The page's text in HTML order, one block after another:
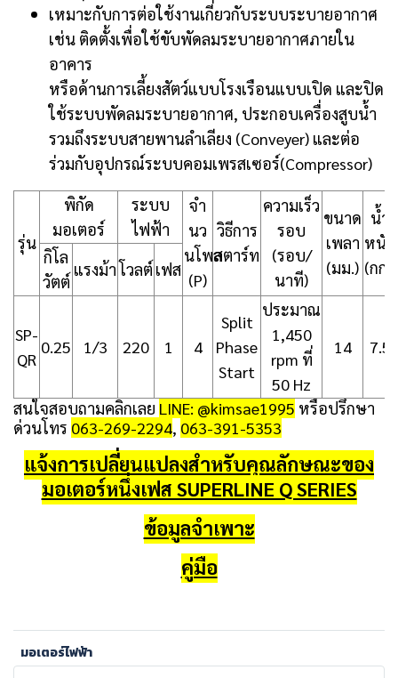
เหมาะกับการต่อใช้งานเกี่ยวกับระบบระบายอากาศ
เช่น ติดตั้งเพื่อใช้ขับพัดลมระบายอากาศภายใน
อาคาร
หรือด้านการเลี้ยงสัตว์แบบโรงเรือนแบบเปิด และปิด
ใช้ระบบพัดลมระบายอากาศ, ประกอบเครื่องสูบน้ำ
รวมถึงระบบสายพานลำเลียง (Conveyer) และต่อ
ร่วมกับอุปกรณ์ระบบคอมเพรสเซอร์(Compressor)
รุ่น
พิกัด
มอเตอร์
ระบบ
ไฟฟ้า
จำ
นว
นโพล
(P)
วิธีการ
สตาร์ท
ความเร็ว
รอบ
(รอบ/
นาที)
ขนาด
เพลา
(มม.)
น้ำ
หนัก
(กก.)
กิโล
วัตต์
แรงม้าโวลต์ เฟส
SP-
QR
0.25 1/3 220 1 4
Split
Phase
Start
ประมาณ
1,450
rpm ที่
50 Hz
14 7.5
สนใจสอบถามคลิกเลย LINE: @kimsae1995 หรือปรึกษา
ด่วนโทร 063-269-2294, 063-391-5353
แจ้งการเปลี่ยนแปลงสำหรับคุณลักษณะของ
มอเตอร์หนึ่งเฟส SUPERLINE Q SERIES
ข้อมูลจำเพาะ
คู่มือ
มอเตอร์ไฟฟ้า